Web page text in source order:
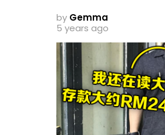
by Gemma
5 years ago